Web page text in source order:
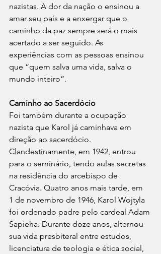
nazistas. A dor da nação o ensinou a
amar seu país e a enxergar que o
caminho da paz sempre será o mais
acertado a ser seguido. As
experiências com as pessoas ensinou
que “quem salva uma vida, salva o
mundo inteiro”.
Caminho ao Sacerdócio
Foi também durante a ocupação
nazista que Karol já caminhava em
direção ao sacerdócio.
Clandestinamente, em 1942, entrou
para o seminário, tendo aulas secretas
na residência do arcebispo de
Cracóvia. Quatro anos mais tarde, em
1 de novembro de 1946, Karol Wojtyla
foi ordenado padre pelo cardeal Adam
Sapieha. Durante doze anos, alternou
sua vida presbiteral entre estudos,
licenciatura de teologia e ética social,